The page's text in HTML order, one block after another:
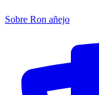
Sobre Ron añejo